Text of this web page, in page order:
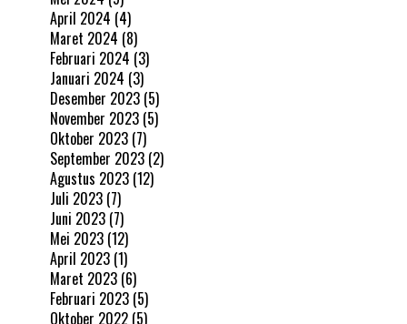
April 2024 (4)
Maret 2024 (8)
Februari 2024 (3)
Januari 2024 (3)
Desember 2023 (5)
November 2023 (5)
Oktober 2023 (7)
September 2023 (2)
Agustus 2023 (12)
Juli 2023 (7)
Juni 2023 (7)
Mei 2023 (12)
April 2023 (1)
Maret 2023 (6)
Februari 2023 (5)
Oktober 2022 (5)